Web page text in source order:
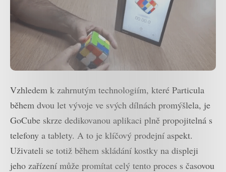
Vzhledem k zahrnutým technologiím, které Particula
během dvou let vývoje ve svých dílnách promýšlela, je
GoCube skrze dedikovanou aplikaci plně propojitelná s
telefony a tablety. A to je klíčový prodejní aspekt.
Uživateli se totiž během skládání kostky na displeji
jeho zařízení může promítat celý tento proces s časovou